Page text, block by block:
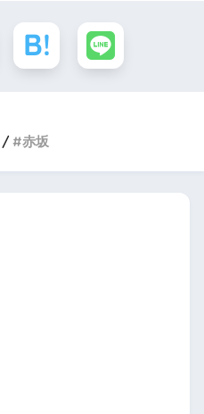
赤坂